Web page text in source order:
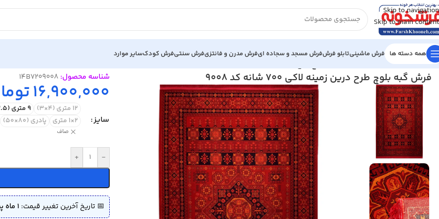
Skip to navigation
Skip to main content
همه دسته ها فرش ماشینیتابلو فرشفرش مسجد و سجاده ایفرش مدرن و فانتزیفرش سنتیفرش کودکسایر موارد
خانه/فرش گبه ماشینی
فرش گبه بلوچ طرح درین زمینه لاکی 700 شانه کد 9008 شناسه محصول: 14B7209008
16,900,000
سایز
12 متری (4×3) 9 متری (3.5×2.5)
2×1 متری
پادری (80×50)
صاف
-
+
📅 تاریخ آخرین تغییر قیمت: 1 ماه پیش (1405/04/02)